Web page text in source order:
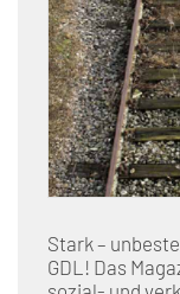
Stark –
GDL! Das